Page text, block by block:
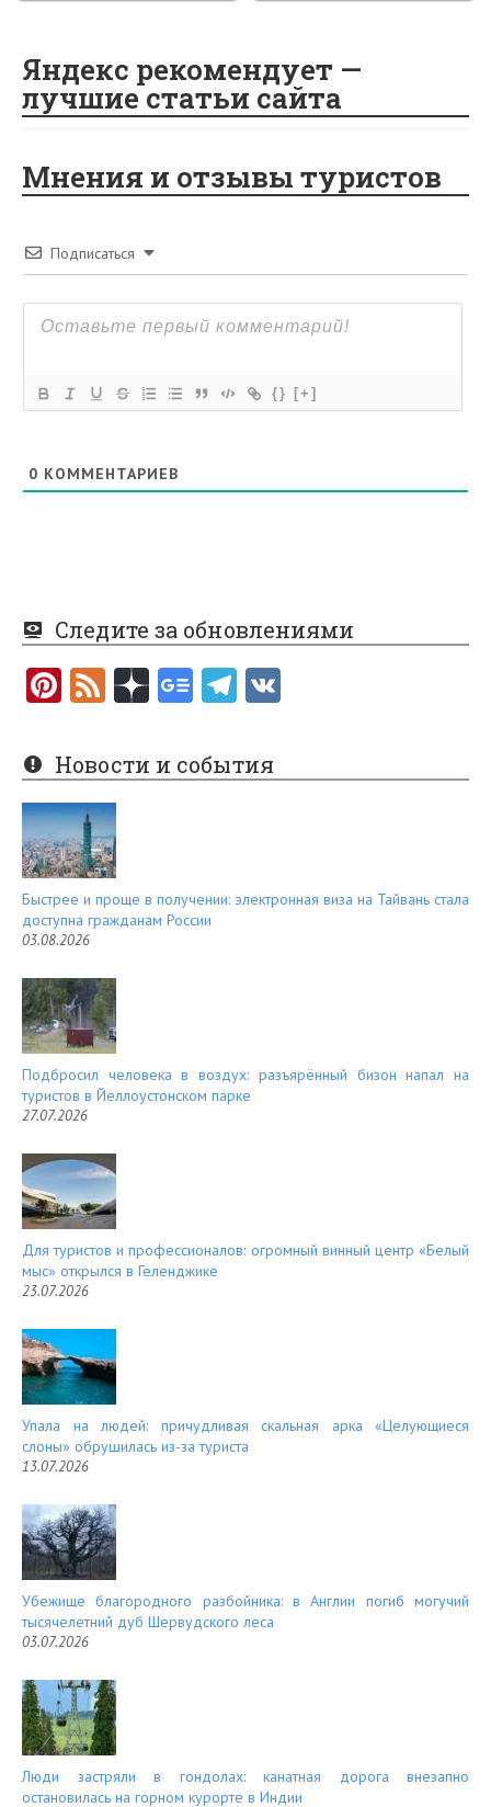
Яндекс рекомендует —
лучшие статьи сайта
Мнения и отзывы туристов
Подписаться
{} [+]
0 КОММЕНТАРИЕВ
Следите за обновлениями
Pi
er
es
t
F
e
d
Новости и события
Быстрее и проще в получении: электронная виза на Тайвань стала
доступна гражданам России
03.08.2026
Подбросил человека в воздух: разъярённый бизон напал на
туристов в Йеллоустонском парке
27.07.2026
Для туристов и профессионалов: огромный винный центр «Белый
мыс» открылся в Геленджике
23.07.2026
Упала на людей: причудливая скальная арка «Целующиеся
слоны» обрушилась из-за туриста
13.07.2026
Убежище благородного разбойника: в Англии погиб могучий
тысячелетний дуб Шервудского леса
03.07.2026
Люди застряли в гондолах: канатная дорога внезапно
остановилась на горном курорте в Индии